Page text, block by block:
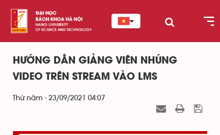
HƯỚNG DẪN GIẢNG VIÊN NHÚNG
VIDEO TRÊN STREAM VÀO LMS
Thứ năm - 23/09/2021 04:07